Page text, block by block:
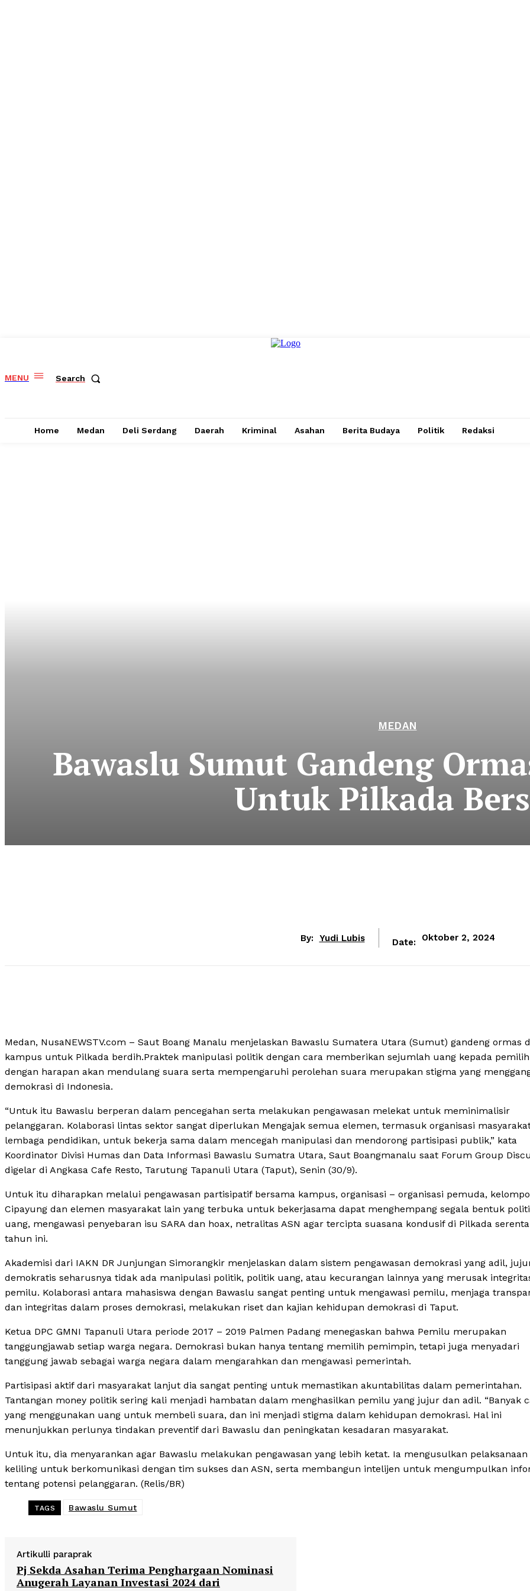
MENU Search
Home Medan Deli Serdang Daerah Kriminal Asahan Berita Budaya Politik Redaksi
MEDAN
Bawaslu Sumut Gandeng
Untuk Pilkada
By: Yudi Lubis Date: Oktober 2, 2024
Medan, NusaNEWSTV.com – Saut Boang Manalu menjelaskan Bawaslu Sumatera Utara (Sumut) gandeng ormas
kampus untuk Pilkada berdih.Praktek manipulasi politik dengan cara memberikan sejumlah uang kepada pemilih
dengan harapan akan mendulang suara serta mempengaruhi perolehan suara merupakan stigma yang
demokrasi di Indonesia.
“Untuk itu Bawaslu berperan dalam pencegahan serta melakukan pengawasan melekat untuk meminimalisir
pelanggaran. Kolaborasi lintas sektor sangat diperlukan Mengajak semua elemen, termasuk organisasi
lembaga pendidikan, untuk bekerja sama dalam mencegah manipulasi dan mendorong partisipasi publik,” kata
Koordinator Divisi Humas dan Data Informasi Bawaslu Sumatra Utara, Saut Boangmanalu saat Forum Group
digelar di Angkasa Cafe Resto, Tarutung Tapanuli Utara (Taput), Senin (30/9).
Untuk itu diharapkan melalui pengawasan partisipatif bersama kampus, organisasi – organisasi pemuda,
Cipayung dan elemen masyarakat lain yang terbuka untuk bekerjasama dapat menghempang segala bentuk
uang, mengawasi penyebaran isu SARA dan hoax, netralitas ASN agar tercipta suasana kondusif di Pilkada
tahun ini.
Akademisi dari IAKN DR Junjungan Simorangkir menjelaskan dalam sistem pengawasan demokrasi yang adil,
demokratis seharusnya tidak ada manipulasi politik, politik uang, atau kecurangan lainnya yang merusak
pemilu. Kolaborasi antara mahasiswa dengan Bawaslu sangat penting untuk mengawasi pemilu, menjaga
dan integritas dalam proses demokrasi, melakukan riset dan kajian kehidupan demokrasi di Taput.
Ketua DPC GMNI Tapanuli Utara periode 2017 – 2019 Palmen Padang menegaskan bahwa Pemilu merupakan
tanggungjawab setiap warga negara. Demokrasi bukan hanya tentang memilih pemimpin, tetapi juga menyadari
tanggung jawab sebagai warga negara dalam mengarahkan dan mengawasi pemerintah.
Partisipasi aktif dari masyarakat lanjut dia sangat penting untuk memastikan akuntabilitas dalam pemerintahan.
Tantangan money politik sering kali menjadi hambatan dalam menghasilkan pemilu yang jujur dan adil. “Banyak
yang menggunakan uang untuk membeli suara, dan ini menjadi stigma dalam kehidupan demokrasi. Hal ini
menunjukkan perlunya tindakan preventif dari Bawaslu dan peningkatan kesadaran masyarakat.
Untuk itu, dia menyarankan agar Bawaslu melakukan pengawasan yang lebih ketat. Ia mengusulkan pelaksanaan
keliling untuk berkomunikasi dengan tim sukses dan ASN, serta membangun intelijen untuk mengumpulkan
tentang potensi pelanggaran. (Relis/BR)
TAGS Bawaslu Sumut
Artikulli paraprak
Pj Sekda Asahan Terima Penghargaan Nominasi
Anugerah Layanan Investasi 2024 dari